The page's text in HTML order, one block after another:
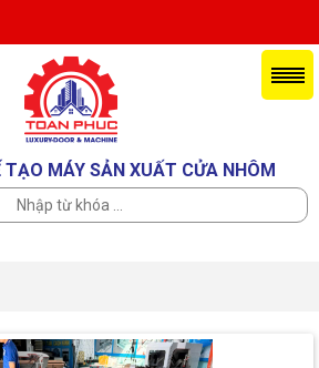
TẠO MÁY SẢN XUẤT CỬA NHÔM